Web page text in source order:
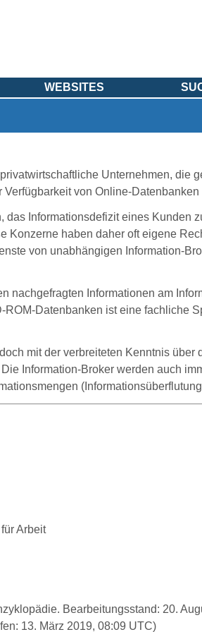
WEBSITES
Unternehmen, die
von Online-Datenbanken
Informationsdefizit eines
Konzerne haben daher oft eigene
von unabhängigen Information-
nachgefragten Informationen am
Datenbanken ist eine fachliche
mit der verbreiteten Kenntnis
Information-Broker werden auch
Arbeit
Bearbeitungsstand: 20.
13. März 2019, 08:09 UTC)